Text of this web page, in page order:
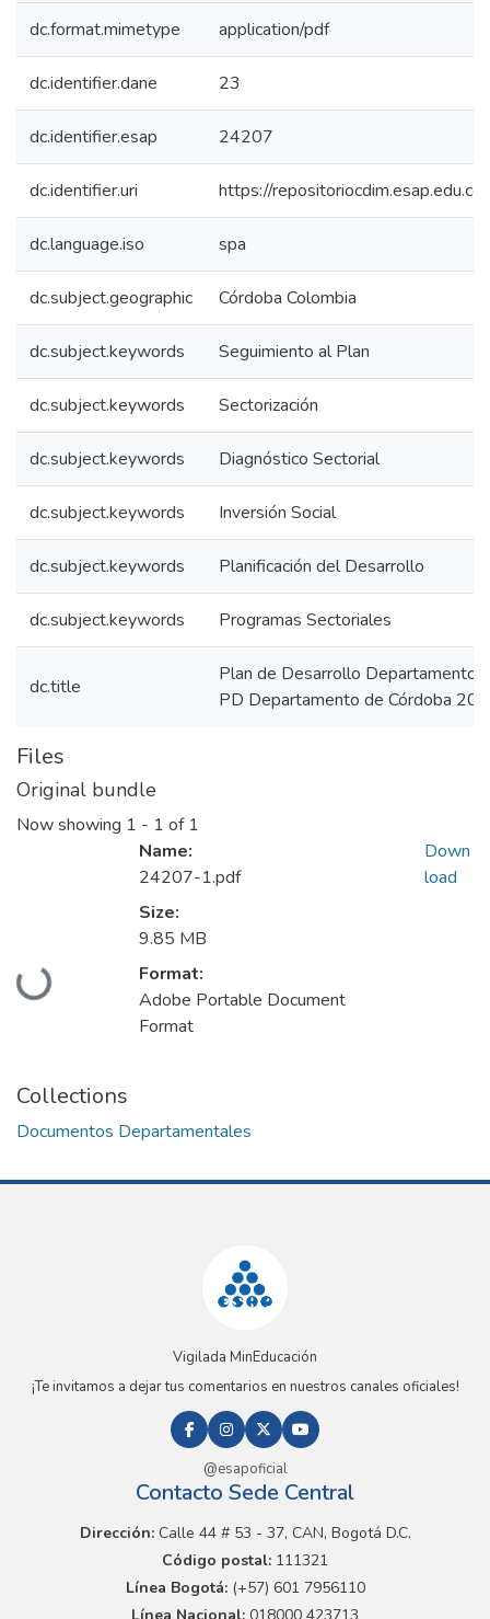
dc.format.mimetype application/pdf
dc.identifier.dane 23
dc.identifier.esap 24207
dc.identifier.uri https://
dc.language.iso spa
dc.subject.geographic Córdoba Colombia
dc.subject.keywords Seguimiento al Plan
dc.subject.keywords Sectorización
dc.subject.keywords Diagnóstico Sectorial
dc.subject.keywords Inversión Social
dc.subject.keywords Planificación del Desarrollo
dc.subject.keywords Programas Sectoriales
dc.title
Plan de Desarrollo Departamento
PD Departamento de Córdoba
Files
Original bundle
Now showing 1 - 1 of 1
Loading...
Name:
24207-1.pdf
Size:
9.85 MB
Format:
Adobe Portable Document
Format
Down
load
Collections
Documentos Departamentales
Vigilada MinEducación
¡Te invitamos a dejar tus comentarios en nuestros canales oficiales!
@esapoficial
Contacto Sede Central
Dirección:Calle 44 # 53 - 37, CAN, Bogotá D.C.
Código postal: 111321
Línea Bogotá:(+57) 601 7956110